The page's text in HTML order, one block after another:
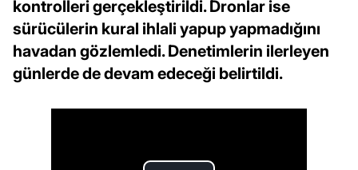
kontrolleri gerçekleştirildi. Dronlar ise
sürücülerin kural ihlali yapup yapmadığını
havadan gözlemledi. Denetimlerin ilerleyen
günlerde de devam edeceği belirtildi.